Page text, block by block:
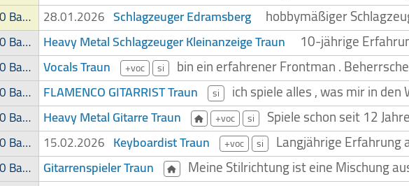
in 0 Band 28.01.2026 Schlagzeuger Edramsberg hobbymäßiger
in 0 Band Heavy Metal Schlagzeuger Kleinanzeige Traun 10-jährige
in 0 Band Vocals Traun +voc si bin ein erfahrener Frontman .
in 0 Band FLAMENCO GITARRIST Traun si ich spiele alles , was mir in
in 0 Band Heavy Metal Gitarre Traun +voc si Spiele schon seit 12
in 0 Band 15.02.2026 Keyboardist Traun +voc si Langjährige Erfahrung
in 0 Band Gitarrenspieler Traun Meine Stilrichtung ist eine Mischung